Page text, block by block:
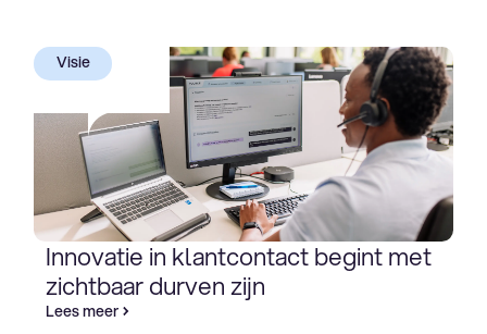
Visie
Innovatie in klantcontact begint met
zichtbaar durven zijn
Lees meer